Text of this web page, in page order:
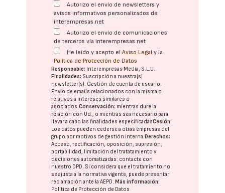
Autorizo el envío de newsletters y
avisos informativos personalizados de
interempresas.net
Autorizo el envío de comunicaciones
de terceros vía interempresas.net
He leído y acepto elAviso Legal y la
Política de Protección de Datos
Responsable: Interempresas Media, S.L.U.
Finalidades: Suscripción a nuestra(s)
newsletter(s). Gestión de cuenta de usuario.
Envío de emails relacionados con la misma o
relativos a intereses similares o
asociados.Conservación: mientras dure la
relación con Ud., o mientras sea necesario para
llevar a cabo las finalidades especificadasCesión:
Los datos pueden cederse a otras empresas del
grupo por motivos de gestión interna.Derechos:
Acceso, rectificación, oposición, supresión,
portabilidad, limitación del tratatamiento y
decisiones automatizadas: contacte con
nuestro DPD. Si considera que el tratamiento no
se ajusta a la normativa vigente, puede presentar
reclamación ante laAEPD.Más información:
Política de Protección de Datos